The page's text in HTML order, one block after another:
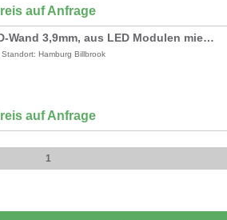
auf Anfrage
LED-Wand 3,9mm, aus LED Modulen mieten
Standort: Hamburg Billbrook
auf Anfrage
1